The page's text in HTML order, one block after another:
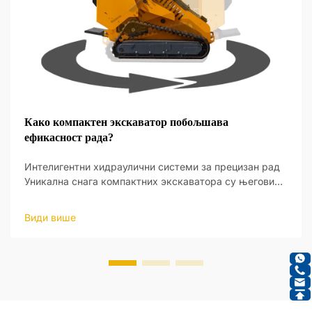
Како компактен экскаватор побољшава
ефикасност рада?
Интелигентни хидраулични системи за прецизан рад
Уникална снага компактних экскаватора су његови
дизајнирани да реагују на улаз оператера и да праве
Види више